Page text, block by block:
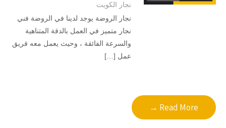
نجار الكويت
نجار الروضة يوجد لدينا في الروضة فني
نجار متميز في العمل بالدقة المتناهية
والسرعة الفائقة ، وحيث يعمل معه فريق
عمل […]
Read More →